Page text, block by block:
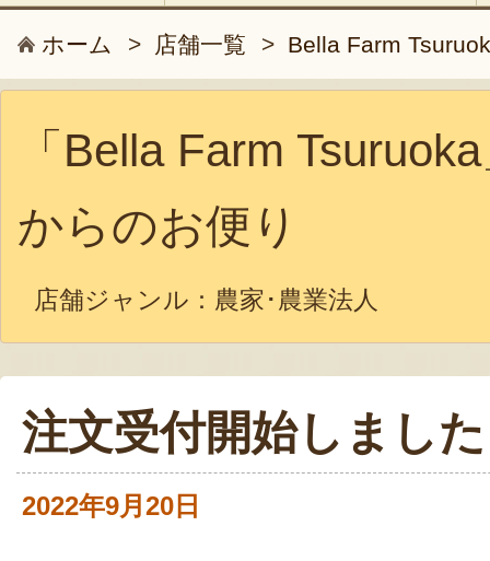
ホーム > 店舗一覧 > Bella Farm
「Bella Farm
からのお便り
店舗ジャンル： 農家･農業法人
注文受付開始しまし
2022年9月20日